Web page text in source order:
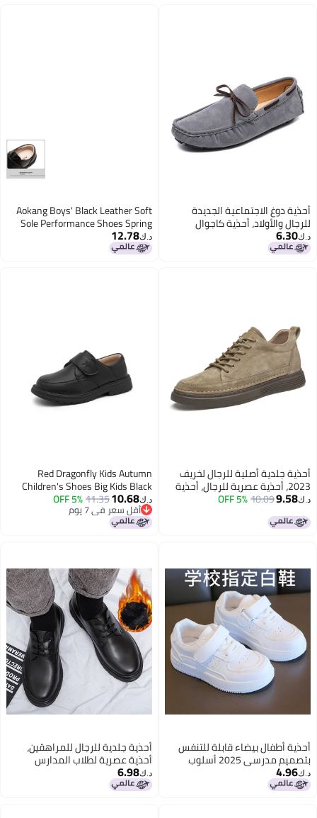
أحذية دوغ الاجتماعية الجديدة
للرجال والأولاد، أحذية كاجوال
مطبوعة سهلة الارتداء، مقاسات
كبيرة، مناسبة للقيادة
د.ك‏6.30
Aokang Boys' Black Leather Soft
Sole Performance Shoes Spring
And Autumn New Children's Shoes
British Style Genuine Leather
د.ك‏12.78
أحذية جلدية أصلية للرجال لخريف
2023، أحذية عصرية للرجال، أحذية
جلدية صغيرة للرجال، أحذية كاجوال
للرجال
د.ك‏9.58
10.09
5% OFF
Red Dragonfly Kids Autumn
Children's Shoes Big Kids Black
Girls Soft Sole Student Boys
Leather Shoes Q53ad004 Black
Size 36
د.ك‏10.68
11.35
5% OFF
أقل سعر في 7 يوم
أقل سعر في 7 يوم
أحذية أطفال بيضاء قابلة للتنفس
بتصميم مدرسي 2025 أسلوب
كوري أحذية غير رسمية متعددة
الاستخدامات ذات نعل صلب للأولاد
د.ك‏4.96
أحذية جلدية للرجال للمراهقين،
أحذية عصرية لطلاب المدارس
الثانوية والابتدائية وطلاب المدارس
المتوسطة، أحذية جلدية صغيرة
د.ك‏6.98